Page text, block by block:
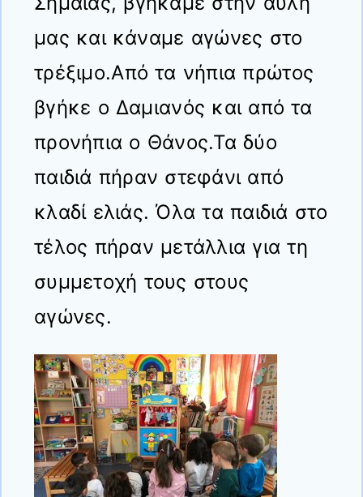
μας και κάναμε αγώνες στο
τρέξιμο.Από τα νήπια πρώτος
βγήκε ο Δαμιανός και από τα
προνήπια ο Θάνος.Τα δύο
παιδιά πήραν στεφάνι από
κλαδί ελιάς. Όλα τα παιδιά στο
τέλος πήραν μετάλλια για τη
συμμετοχή τους στους
αγώνες.